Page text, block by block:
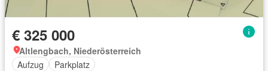
€ 325 000
Altlengbach, Niederösterreich
Aufzug
Parkplatz